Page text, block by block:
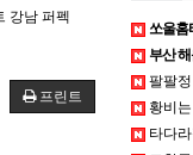
강남 퍼펙
프린트
쏘울홈타이 -
부산 해운대
팔팔
황비
타다